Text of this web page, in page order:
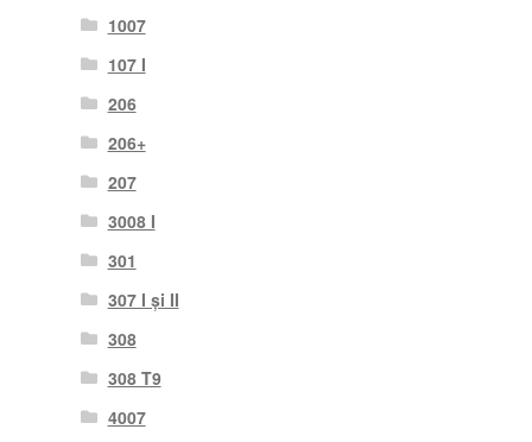
1007
107 I
206
206+
207
3008 I
301
307 I și II
308
308 T9
4007